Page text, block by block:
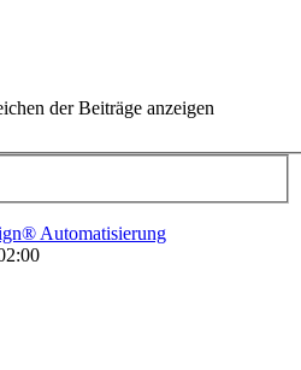
der Beiträge anzeigen
Automatisierung